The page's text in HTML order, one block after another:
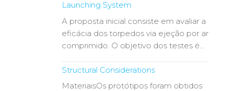
Launching System
A proposta inicial consiste em avaliar a
eficácia dos torpedos via ejeção por ar
comprimido. O objetivo dos testes é…
Structural Considerations
MateriaisOs protótipos foram obtidos